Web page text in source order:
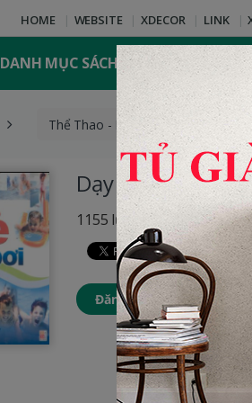
HOME WEBSITE XDECOR LINK
DANH MỤC SÁCH
Thể Thao - Nghệ Thuật
Dạy Trẻ Tập Bơi
1155 lượt xem
Đăng nhập để thêm